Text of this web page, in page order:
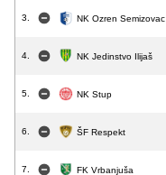
3. NK Ozren Semizovac
4. NK Jedinstvo Ilijaš
5. NK Stup
6. ŠF Respekt
7. FK Vrbanjuša